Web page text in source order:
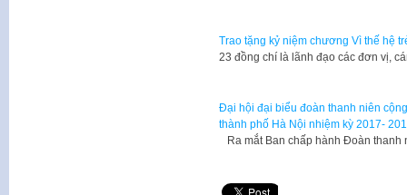
Trao tặng kỷ niệm chương Vì thế hệ
23 đồng chí là lãnh đạo các đơn vị,
Đại hội đại biểu đoàn thanh niên
thành phố Hà Nội nhiệm kỳ 2017-
Ra mắt Ban chấp hành Đoàn